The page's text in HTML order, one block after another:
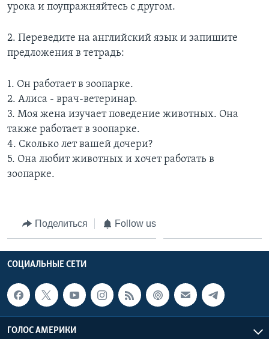
урока и поупражняйтесь с другом.
2. Переведите на английский язык и запишите
предложения в тетрадь:
1. Он работает в зоопарке.
2. Алиса - врач-ветеринар.
3. Моя жена изучает поведение животных. Она
также работает в зоопарке.
4. Сколько лет вашей дочери?
5. Она любит животных и хочет работать в
зоопарке.
Поделиться Follow us
СОЦИАЛЬНЫЕ СЕТИ
ГОЛОС АМЕРИКИ